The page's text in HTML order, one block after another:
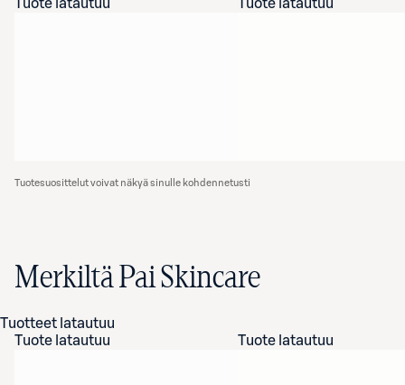
Tuote latautuu Tuote latautuu
Tuotesuosittelut voivat näkyä sinulle kohdennetusti
Merkiltä Pai Skincare
Tuotteet latautuu
Tuote latautuu
Tuote latautuu